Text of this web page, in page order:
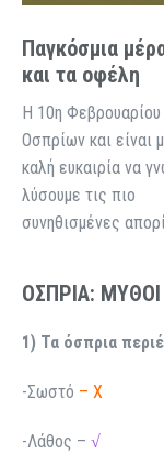
Παγκόσμια
και τα οφέλη
Η 10η
Οσπρίων και είναι
καλή ευκαιρία να
λύσουμε τις πιο
συνηθισμένες
ΟΣΠΡΙΑ: ΜΥΘΟΙ
1) Τα όσπρια
-Σωστό – X
-Λάθος – √